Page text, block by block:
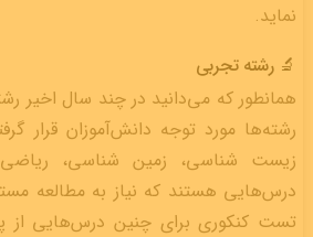
نماید.
🔬 رشته تجربی
همانطور که می‌دانید در چند سال اخیر
رشته‌ها مورد توجه دانش‌آموزان قرار
زیست شناسی، زمین شناسی،
درس‌هایی هستند که نیاز به مطالعه
تست کنکوری برای چنین درس‌هایی از